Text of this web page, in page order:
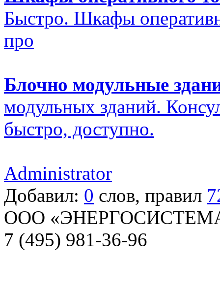
Быстро. Шкафы
про
Блочно модульные
модульных зданий.
быстро, доступно.
Administrator
Добавил: 0 слов, правил
ООО
7 (495) 981-36-96